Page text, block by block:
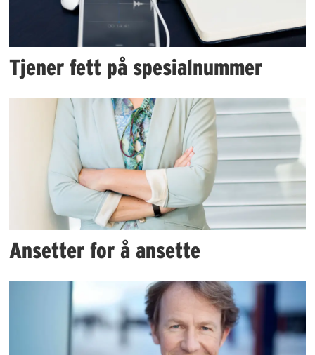
Tjener fett på spesialnummer
Ansetter for å ansette